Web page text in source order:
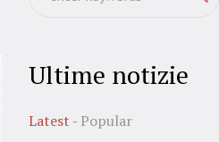
Ultime notizie
Latest
Popular